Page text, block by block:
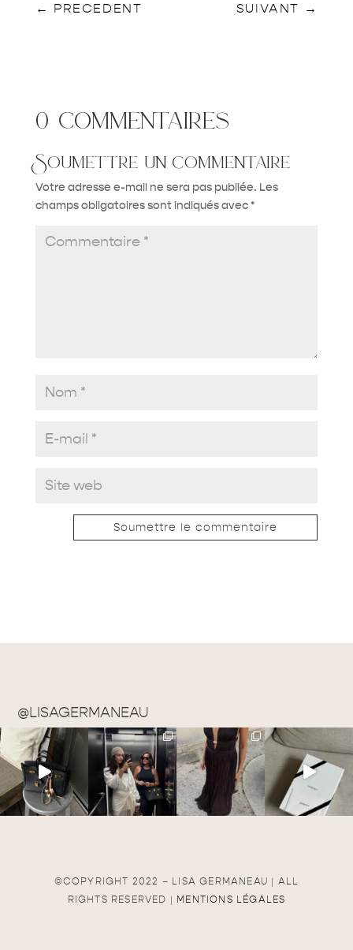
← PRECEDENT SUIVANT →
0 commentaires
Soumettre un commentaire
Votre adresse e-mail ne sera pas publiée. Les
champs obligatoires sont indiqués avec*
Soumettre le commentaire
@LISAGERMANEAU
©COPYRIGHT 2022 – LISA GERMANEAU | ALL
RIGHTS RESERVED | MENTIONS LÉGALES